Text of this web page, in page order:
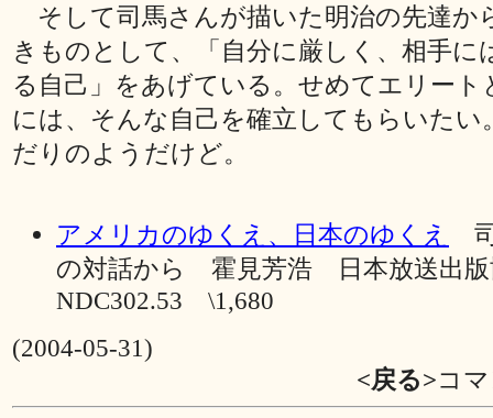
そして司馬さんが描いた明治の先達か
きものとして、「自分に厳しく、相手に
る自己」をあげている。せめてエリート
には、そんな自己を確立してもらいたい
だりのようだけど。
アメリカのゆくえ、日本のゆくえ
の対話から 霍見芳浩 日本放送出
NDC302.53 \1,680
(2004-05-31)
<戻る>コ